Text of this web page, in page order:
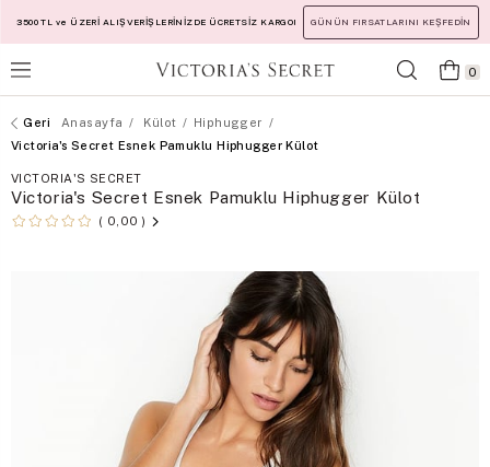
3500 TL ve ÜZERİ ALIŞVERİŞLERİNİZDE ÜCRETSİZ KARGO! GÜNÜN FIRSATLARINI KEŞFEDİN
0
Anasayfa Külot
Hiphugger
Victoria's Secret Esnek Pamuklu Hiphugger Külot
VICTORIA'S SECRET
Victoria's Secret Esnek Pamuklu Hiphugger Külot
0,00